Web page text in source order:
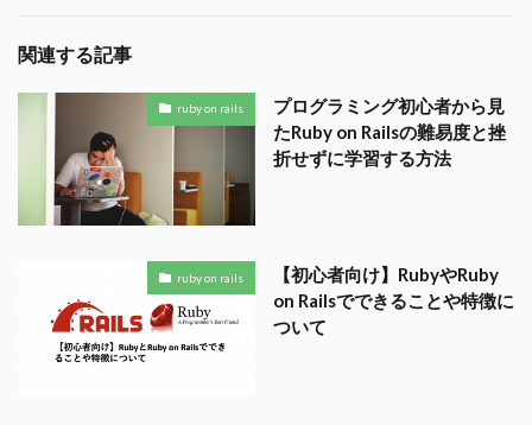
関連する記事
ruby on rails
プログラミング初心者から見
たRuby on Railsの難易度と挫
折せずに学習する方法
ruby on rails
【初心者向け】RubyやRuby
on Railsでできることや特徴に
ついて